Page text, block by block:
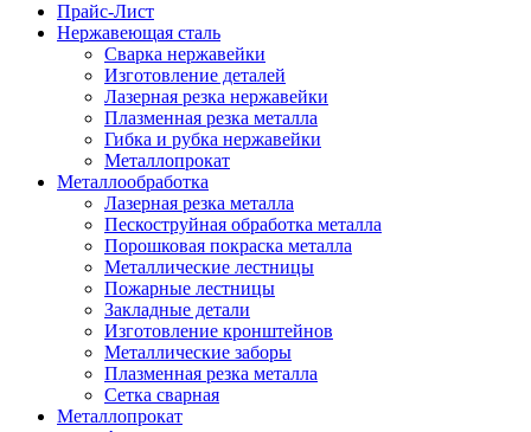
Прайс-Лист
Нержавеющая сталь
Сварка нержавейки
Изготовление деталей
Лазерная резка нержавейки
Плазменная резка металла
Гибка и рубка нержавейки
Металлопрокат
Металлообработка
Лазерная резка металла
Пескоструйная обработка металла
Порошковая покраска металла
Металлические лестницы
Пожарные лестницы
Закладные детали
Изготовление кронштейнов
Металлические заборы
Плазменная резка металла
Сетка сварная
Металлопрокат